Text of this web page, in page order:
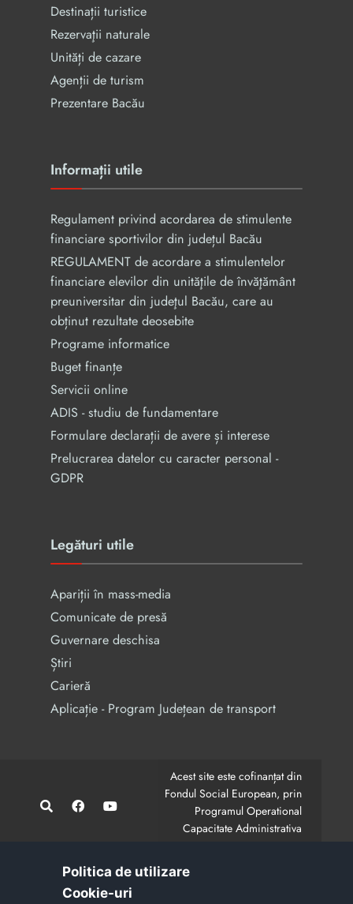
Destinații turistice
Rezervaţii naturale
Unități de cazare
Agenții de turism
Prezentare Bacău
Informații utile
Regulament privind acordarea de stimulente
financiare sportivilor din județul Bacău
REGULAMENT de acordare a stimulentelor
financiare elevilor din unităţile de învăţământ
preuniversitar din judeţul Bacău, care au
obținut rezultate deosebite
Programe informatice
Buget finanțe
Servicii online
ADIS - studiu de fundamentare
Formulare declarații de avere și interese
Prelucrarea datelor cu caracter personal -
GDPR
Legături utile
Apariții în mass-media
Comunicate de presă
Guvernare deschisa
Știri
Carieră
Aplicație - Program Județean de transport
Acest site este cofinanțat din
Fondul Social European, prin
Programul Operational
Capacitate Administrativa
CodMySmis/Sipoca: 128880/652;
Conținutul acestui site web nu reprezintă în mod
Politica de utilizare
Cookie-uri‎